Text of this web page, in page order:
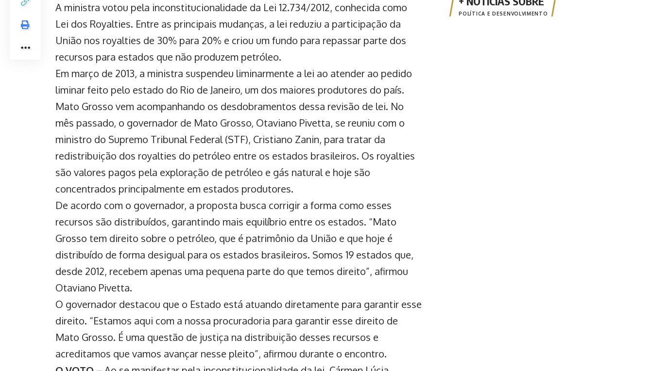
A ministra votou pela inconstitucionalidade da Lei 12.734/2012, conhecida como
Lei dos Royalties. Entre as principais mudanças, a lei reduziu a participação da
União nos royalties de 30% para 20% e criou um fundo para repassar parte dos
recursos para estados que não produzem petróleo.
Em março de 2013, a ministra suspendeu liminarmente a lei ao atender ao pedido
liminar feito pelo estado do Rio de Janeiro, um dos maiores produtores do país.
Mato Grosso vem acompanhando os desdobramentos dessa revisão de lei. No
mês passado, o governador de Mato Grosso, Otaviano Pivetta, se reuniu com o
ministro do Supremo Tribunal Federal (STF), Cristiano Zanin, para tratar da
redistribuição dos royalties do petróleo entre os estados brasileiros. Os royalties
são valores pagos pela exploração de petróleo e gás natural e hoje são
concentrados principalmente em estados produtores.
De acordo com o governador, a proposta busca corrigir a forma como esses
recursos são distribuídos, garantindo mais equilíbrio entre os estados. “Mato
Grosso tem direito sobre o petróleo, que é patrimônio da União e que hoje é
distribuído de forma desigual para os estados brasileiros. Somos 19 estados que,
desde 2012, recebem apenas uma pequena parte do que temos direito”, afirmou
Otaviano Pivetta.
O governador destacou que o Estado está atuando diretamente para garantir esse
direito. “Estamos aqui com a nossa procuradoria para garantir esse direito de
Mato Grosso. É uma questão de justiça na distribuição desses recursos e
acreditamos que vamos avançar nesse pleito”, afirmou durante o encontro.
POLÍTICA E DESENVOLVIMENTO